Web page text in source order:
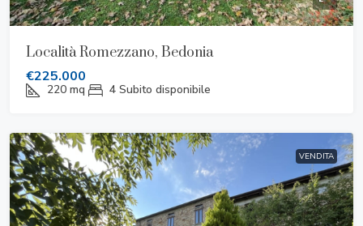
Località Romezzano, Bedonia
€225.000
220 mq 4 Subito disponibile
VENDITA